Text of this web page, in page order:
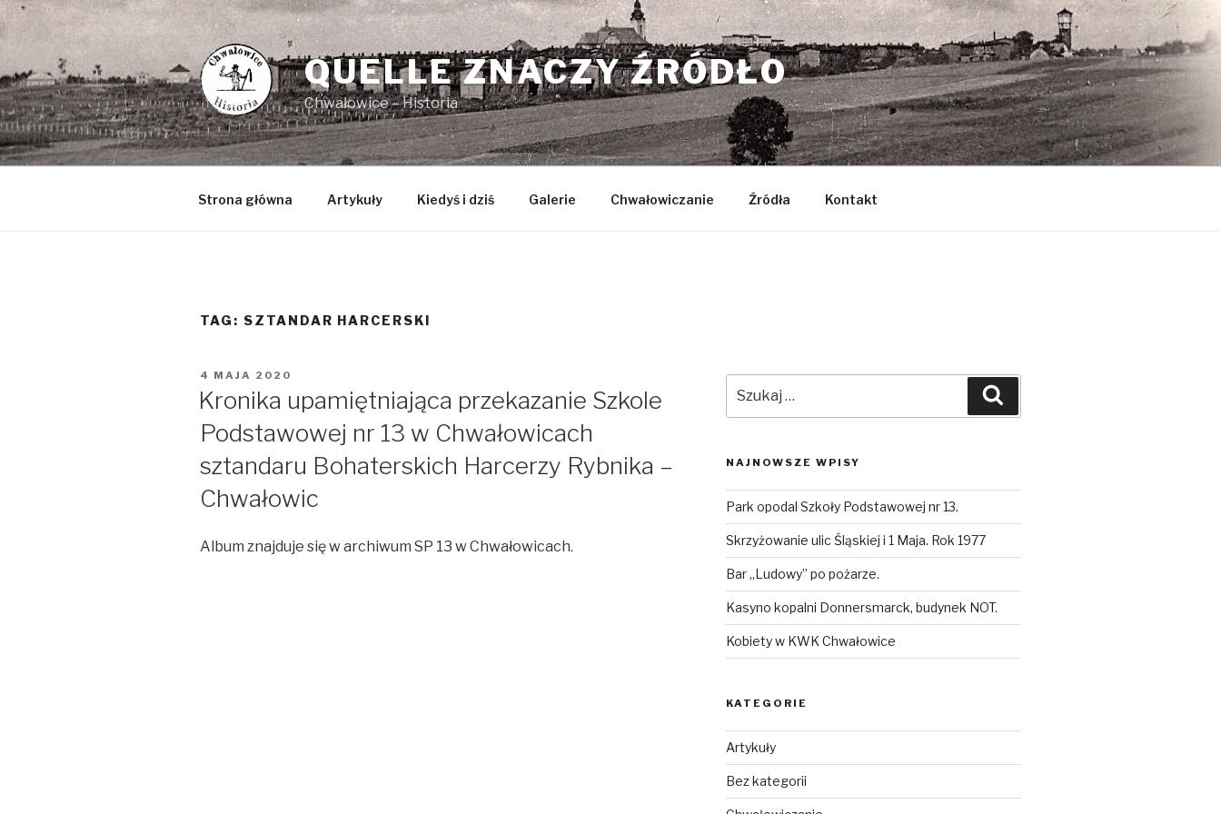
Przejdź
do
QUELLE ZNACZY ŹRÓDŁO
Chwałowice – Historia
Strona główna Artykuły Kiedyś i dziś Galerie Chwałowiczanie Źródła Kontakt
TAG: SZTANDAR HARCERSKI
OPUBLIKOWANE
W
4 MAJA 2020
Kronika upamiętniająca przekazanie Szkole
Podstawowej nr 13 w Chwałowicach
sztandaru Bohaterskich Harcerzy Rybnika –
Chwałowic
Album znajduje się w archiwum SP 13 w Chwałowicach.
NAJNOWSZE WPISY
Park opodal Szkoły Podstawowej nr 13.
Skrzyżowanie ulic Śląskiej i 1 Maja. Rok 1977
Bar „Ludowy” po pożarze.
Kasyno kopalni Donnersmarck, budynek NOT.
Kobiety w KWK Chwałowice
KATEGORIE
Artykuły
Bez kategorii